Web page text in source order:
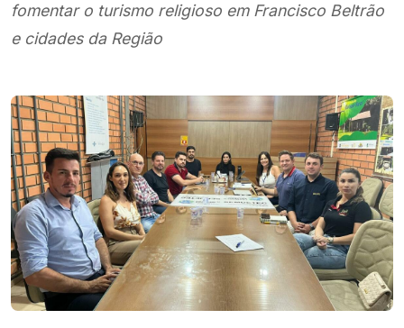
fomentar o turismo religioso em Francisco Beltrão
e cidades da Região